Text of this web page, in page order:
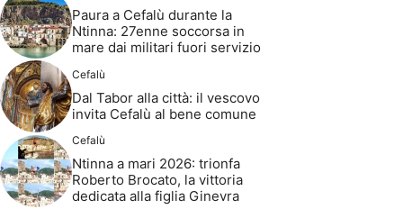
Paura a Cefalù durante la
Ntinna: 27enne soccorsa in
mare dai militari fuori servizio
Cefalù
Dal Tabor alla città: il vescovo
invita Cefalù al bene comune
Cefalù
Ntinna a mari 2026: trionfa
Roberto Brocato, la vittoria
dedicata alla figlia Ginevra